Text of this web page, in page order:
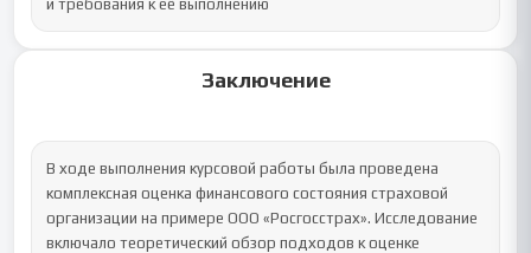
и требования к её выполнению
Заключение
В ходе выполнения курсовой работы была проведена
комплексная оценка финансового состояния страховой
организации на примере ООО «Росгосстрах». Исследование
включало теоретический обзор подходов к оценке